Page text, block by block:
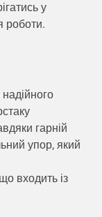
у
роботи.
надійного
гарній
упор, який
входить із